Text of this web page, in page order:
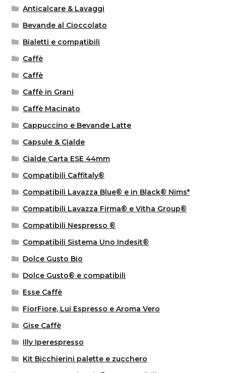
Anticalcare & Lavaggi
Bevande al Cioccolato
Bialetti e compatibili
Caffè
Caffè
Caffè in Grani
Caffè Macinato
Cappuccino e Bevande Latte
Capsule & Cialde
Cialde Carta ESE 44mm
Compatibili Caffitaly®
Compatibili Lavazza Blue® e in Black® Nims*
Compatibili Lavazza Firma® e Vitha Group®
Compatibili Nespresso ®
Compatibili Sistema Uno Indesit®
Dolce Gusto Bio
Dolce Gusto® e compatibili
Esse Caffè
FiorFiore, Lui Espresso e Aroma Vero
Gise Caffè
Illy Iperespresso
Kit Bicchierini palette e zucchero